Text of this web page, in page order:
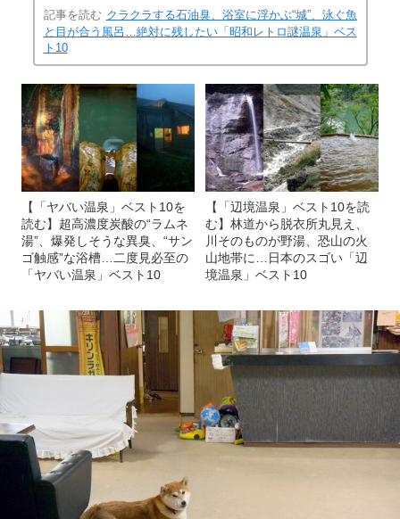
記事を読む クラクラする石油臭、浴室に浮かぶ“城”、泳ぐ魚
と目が合う風呂…絶対に残したい「昭和レトロ謎温泉」ベス
ト10
【「ヤバい温泉」ベスト10を
読む】超高濃度炭酸の“ラムネ
湯”、爆発しそうな異臭、“サン
ゴ触感”な浴槽…二度見必至の
「ヤバい温泉」ベスト10
【「辺境温泉」ベスト10を読
む】林道から脱衣所丸見え、
川そのものが野湯、恐山の火
山地帯に…日本のスゴい「辺
境温泉」ベスト10